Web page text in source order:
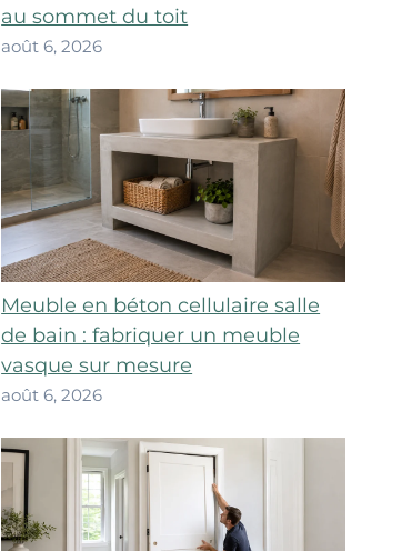
au sommet du toit
août 6, 2026
Meuble en béton cellulaire salle
de bain : fabriquer un meuble
vasque sur mesure
août 6, 2026